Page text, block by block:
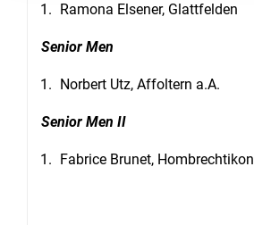
Ramona Elsener, Glattfelden
Senior Men
Norbert Utz, Affoltern a.A.
Senior Men II
Fabrice Brunet, Hombrechtikon